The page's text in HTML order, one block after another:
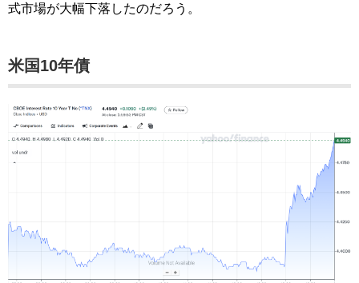
式市場が大幅下落したのだろう。
米国10年債